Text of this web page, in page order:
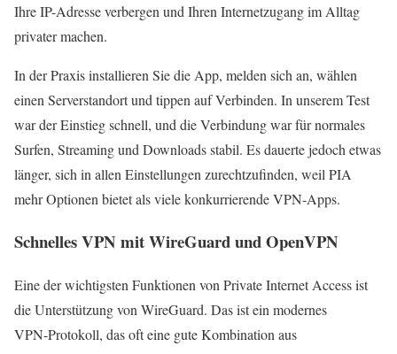
Ihre IP-Adresse verbergen und Ihren Internetzugang im Alltag
privater machen.
In der Praxis installieren Sie die App, melden sich an, wählen
einen Serverstandort und tippen auf Verbinden. In unserem Test
war der Einstieg schnell, und die Verbindung war für normales
Surfen, Streaming und Downloads stabil. Es dauerte jedoch etwas
länger, sich in allen Einstellungen zurechtzufinden, weil PIA
mehr Optionen bietet als viele konkurrierende VPN‑Apps.
Schnelles VPN mit WireGuard und OpenVPN
Eine der wichtigsten Funktionen von Private Internet Access ist
die Unterstützung von WireGuard. Das ist ein modernes
VPN‑Protokoll, das oft eine gute Kombination aus